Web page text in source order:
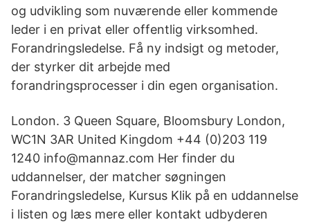
og udvikling som nuværende eller kommende
leder i en privat eller offentlig virksomhed.
Forandringsledelse. Få ny indsigt og metoder,
der styrker dit arbejde med
forandringsprocesser i din egen organisation.
London. 3 Queen Square, Bloomsbury London,
WC1N 3AR United Kingdom +44 (0)203 119
1240 info@mannaz.com Her finder du
uddannelser, der matcher søgningen
Forandringsledelse, Kursus Klik på en uddannelse
i listen og læs mere eller kontakt udbyderen